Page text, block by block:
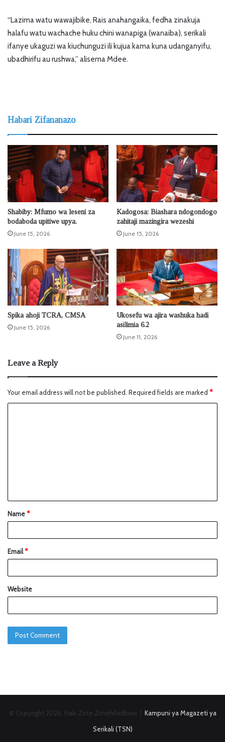
“Lazima watu wawajibike, Rais anahangaika, fedha zinakuja
halafu watu wachache huku chini wanapiga (wanaiba), serikali
ifanye ukaguzi wa kiuchunguzi ili kujua kama kuna udanganyifu,
ubadhirifu au rushwa,” alisema Mdee.
Habari Zifananazo
Shabiby: Mfumo wa leseni za
bodaboda upitiwe upya.
June 15, 2026
Kadogosa: Biashara ndogondogo
zahitaji mazingira wezeshi
June 15, 2026
Spika ahoji TCRA, CMSA
June 15, 2026
Ukosefu wa ajira washuka hadi
asilimia 6.2
June 11, 2026
Leave a Reply
Your email address will not be published. Required fields are marked *
Name*
Email*
Website
© Copyright 2026, Haki Zote Zimehifadhiwa | Kampuni ya Magazeti ya
Serikali (TSN)